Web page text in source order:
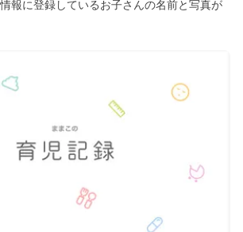
報に登録しているお子さんの名前と写真が